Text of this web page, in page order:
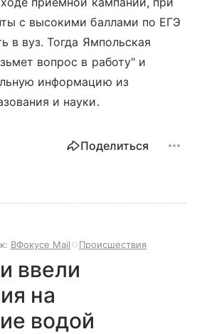
с высокими баллами по ЕГЭ
в вуз. Тогда Ямпольская
вопрос в работу" и
информацию из
и науки.
Поделиться
ВФокусе Mail Происшествия
ввели
на
водой